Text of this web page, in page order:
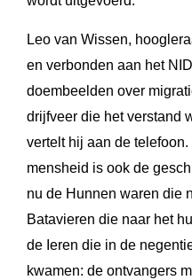
Leo van Wissen,
en verbonden aan het
doembeelden over
drijfveer die het verstand
vertelt hij aan de
mensheid is ook de
nu de Hunnen waren die
Batavieren die naar het
de Ieren die in de
kwamen: de ontvangers